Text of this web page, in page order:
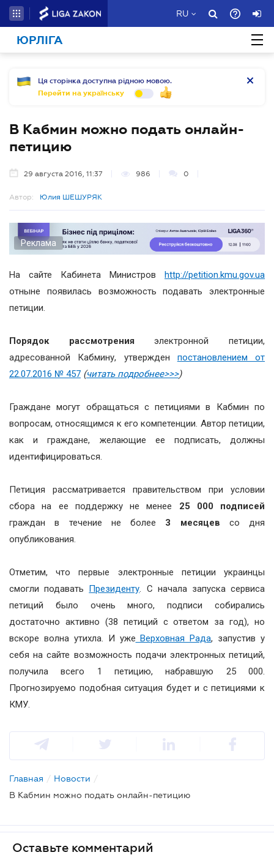
RU
ЮРЛІГА
Ця сторінка доступна рідною мовою.
Перейти на українську
В Кабмин можно подать онлайн-
петицию
29 августа 2016, 11:37 986 0
Автор: Юлия ШЕШУРЯК
Реклама
На сайте Кабинета Министров http://petition.kmu.gov.ua
отныне появилась возможность подавать электронные
петиции.
Порядок рассмотренияэлектронной петиции,
адресованной Кабмину, утвержден постановлением от
22.07.2016 № 457 (читать подробнее>>>)
Граждане могут обращаться с петициями в Кабмин по
вопросам, относящимся к его компетенции. Автор петиции,
как и граждане, желающие ее подписать, должны
идентифицироваться.
Петиция рассматривается правительством при условии
сбора на ее поддержку не менее 25 000 подписей
граждан в течение не более 3 месяцев со дня
опубликования.
Отметим, что первые электронные петиции украинцы
смогли подавать Президенту. С начала запуска сервиса
петиций было очень много, подписи собирались
достаточно активно (38 петиций с ответом за год), но
вскоре волна утихла. И уже Верховная Рада, запустив у
себя на сайте возможность подачи электронных петиций,
получила всего 1 петицию, набравшую 25 000.
Прогнозируемо подобная ситуация будет и с петициями к
КМУ.
Главная / Новости /
В Кабмин можно подать онлайн-петицию
Оставьте комментарий